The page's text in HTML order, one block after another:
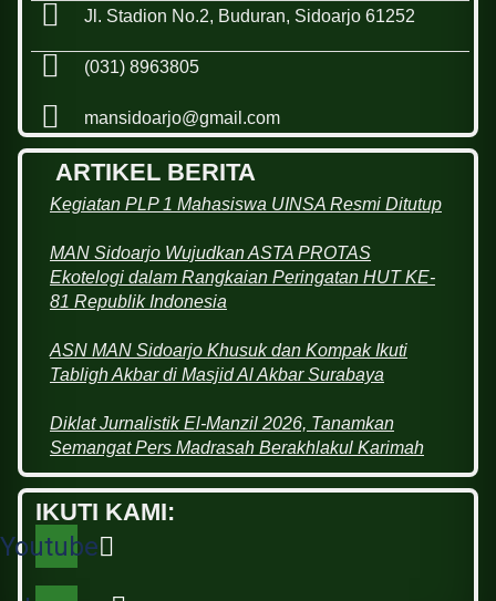
Jl. Stadion No.2, Buduran, Sidoarjo 61252
(031) 8963805
mansidoarjo@gmail.com
ARTIKEL BERITA
Kegiatan PLP 1 Mahasiswa UINSA Resmi Ditutup
MAN Sidoarjo Wujudkan ASTA PROTAS
Ekotelogi dalam Rangkaian Peringatan HUT KE-
81 Republik Indonesia
ASN MAN Sidoarjo Khusuk dan Kompak Ikuti
Tabligh Akbar di Masjid Al Akbar Surabaya
Diklat Jurnalistik El-Manzil 2026, Tanamkan
Semangat Pers Madrasah Berakhlakul Karimah
IKUTI KAMI:
Youtube